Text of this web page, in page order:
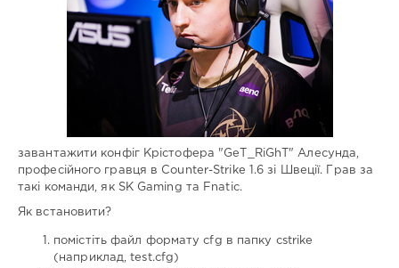
завантажити конфіг Крістофера "GeT_RiGhT" Алесунда,
професійного гравця в Counter-Strike 1.6 зі Швеції. Грав за
такі команди, як SK Gaming та Fnatic.
Як встановити?
помістіть файл формату cfg в папку cstrike
(наприклад, test.cfg)